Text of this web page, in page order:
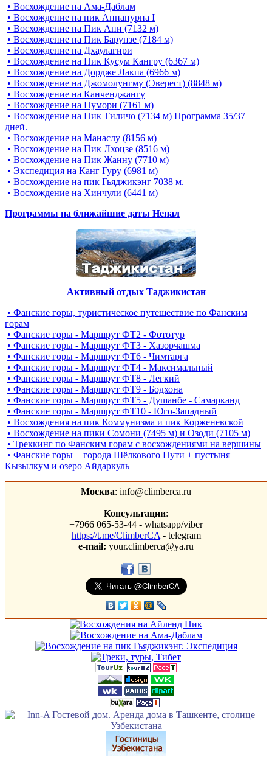
• Восхождение на Ама-Даблам
• Восхождение на пик Аннапурна I
• Восхождение на Пик Апи (7132 м)
• Восхождение на Пик Барунзе (7184 м)
• Восхождение на Дхаулагири
• Восхождение на Пик Кусум Кангру (6367 м)
• Восхождение на Дордже Лакпа (6966 м)
• Восхождение на Джомолунгму (Эверест) (8848 м)
• Восхождение на Канченджангу
• Восхождение на Пумори (7161 м)
• Восхождение на Пик Тиличо (7134 м) Программа 35/37
дней.
• Восхождение на Манаслу (8156 м)
• Восхождение на Пик Лхоцзе (8516 м)
• Восхождение на Пик Жанну (7710 м)
• Экспедиция на Канг Гуру (6981 м)
• Восхождение на пик Гьяджикэнг 7038 м.
• Восхождение на Хинчули (6441 м)
Программы на ближайшие даты Непал
Активный отдых Таджикистан
• Фанские горы, туристическое путешествие по Фанским
горам
• Фанские горы - Маршрут ФТ2 - Фототур
• Фанские горы - Маршрут ФТ3 - Хазорчашма
• Фанские горы - Маршрут ФТ6 - Чимтарга
• Фанские горы - Маршрут ФТ4 - Максимальный
• Фанские горы - Маршрут ФТ8 - Легкий
• Фанские горы - Маршрут ФТ9 - Бодхона
• Фанские горы - Маршрут ФТ5 - Душанбе - Самарканд
• Фанские горы - Маршрут ФТ10 - Юго-Западный
• Восхождения на пик Коммунизма и пик Корженевской
• Восхождение на пики Сомони (7495 м) и Озоди (7105 м)
• Треккинг по Фанским горам c восхождениями на вершины
• Фанские горы + города Шёлкового Пути + пустыня
Кызылкум и озеро Айдаркуль
Москва: info@climberca.ru
Консультации:
+7966 065-53-44 - whatsapp/viber
https://t.me/ClimberCA - telegram
e-mail: your.climberca@ya.ru